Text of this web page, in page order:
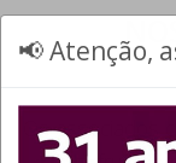
📢 Atenção,
Os